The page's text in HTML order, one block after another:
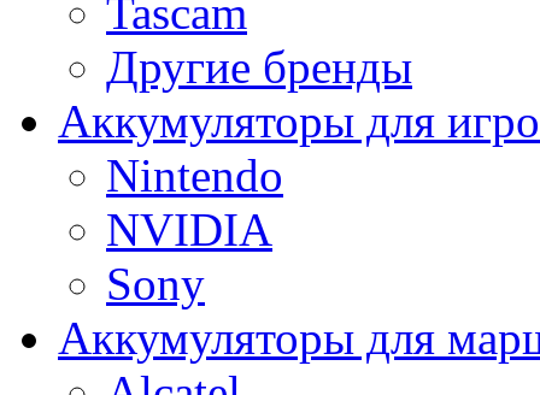
Tascam
Другие бренды
Аккумуляторы для
Nintendo
NVIDIA
Sony
Аккумуляторы для